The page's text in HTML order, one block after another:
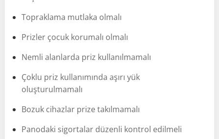
Topraklama mutlaka olmalı
Prizler çocuk korumalı olmalı
Nemli alanlarda priz kullanılmamalı
Çoklu priz kullanımında aşırı yük
oluşturulmamalı
Bozuk cihazlar prize takılmamalı
Panodaki sigortalar düzenli kontrol edilmeli